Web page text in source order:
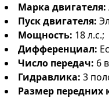
Марка двигателя:
Пуск двигателя:
Мощность: 18 л.с.;
Дифференциал:
Число передач: 6
Гидравлика: 3
Размер передних